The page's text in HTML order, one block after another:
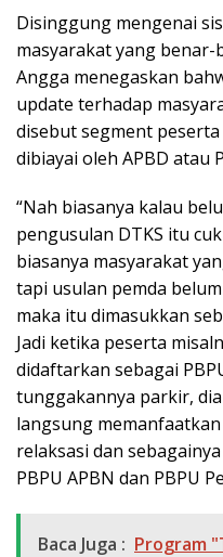
Disinggung mengenai
masyarakat yang
Angga menegaskan
update terhadap
disebut segment
dibiayai oleh APBD atau
“Nah biasanya kalau
pengusulan DTKS itu
biasanya masyarakat
tapi usulan pemda
maka itu dimasukkan
Jadi ketika peserta
didaftarkan sebagai
tunggakannya parkir,
langsung
relaksasi dan
PBPU APBN dan PBPU
Baca Juga : Program